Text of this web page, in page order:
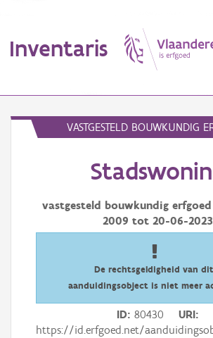
Inventaris
Aanduidingsobject
Waarneming
Persoon of collectief
VASTGESTELD BOUWKUNDIG
vastgesteld bouwkundig
2009 tot 20-06-2023
De rechtsgeldigheid van dit
aanduidingsobject is niet meer
ID 80430
URI
https://id.erfgoed.net/